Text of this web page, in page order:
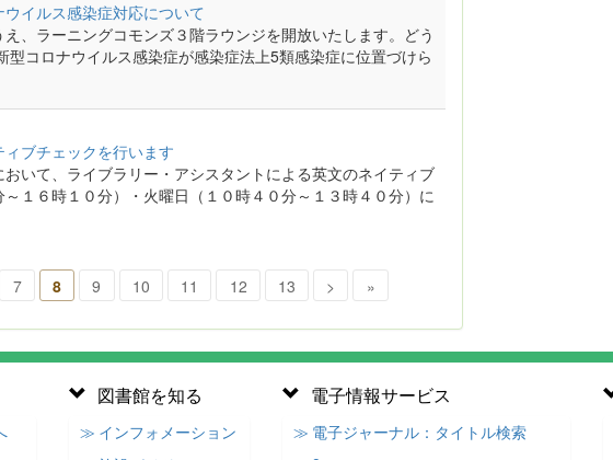
イルス感染症対応について
、ラーニングコモンズ３階ラウンジを開放いたします。どう
コロナウイルス感染症が感染症法上5類感染症に位置づけら
ブチェックを行います
いて、ライブラリー・アシスタントによる英文のネイティブ
１６時１０分）・火曜日（１０時４０分～１３時４０分）に
7 8 9 10 11 12 13 > »
図書館を知る
≫ インフォメーション
電子情報サービス
≫ 電子ジャーナル：タイトル検索